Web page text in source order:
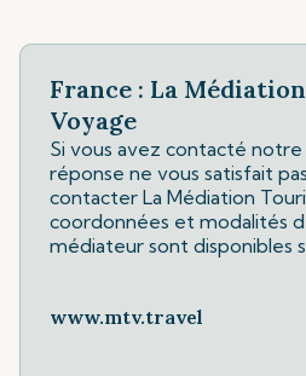
France : La
Voyage
Si vous avez contacté
réponse ne vous satisfait
contacter La Médiation
coordonnées et modalités
médiateur sont disponibles
www.mtv.travel